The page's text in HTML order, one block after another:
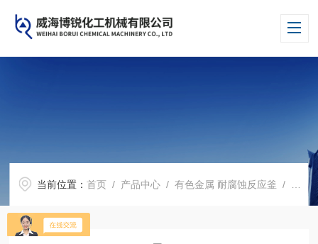
当前位置：首页 / 产品中心 /有色金属 耐腐蚀反应釜 / 锆反